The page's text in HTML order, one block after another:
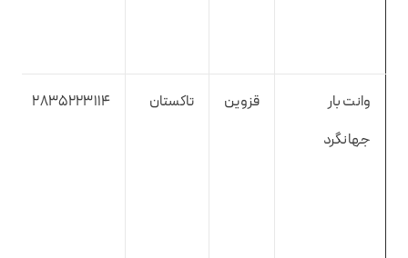
وانت بار
جهانگرد
قزوین تاکستان 2835223114